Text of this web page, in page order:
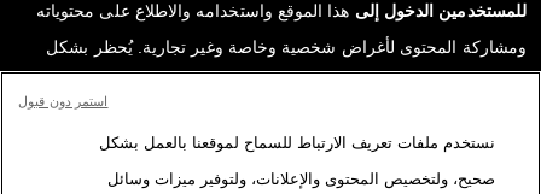
للمستخدمين الدخول إلى هذا الموقع واستخدامه والاطلاع على محتوياته
ومشاركة المحتوى لأغراض شخصية وخاصة وغير تجارية. يُحظر بشكل
ترخيص محددة موقعة مع وكالة فرانس برس. المواد والروابط الواردة في
نستخدم ملفات تعريف الارتباط للسماح لموقعنا بالعمل بشكل
صحيح، ولتخصيص المحتوى والإعلانات، ولتوفير ميزات وسائل
استمر دون قبول